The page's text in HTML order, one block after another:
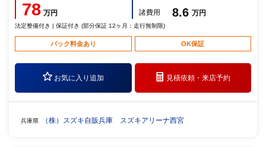
78 万円
諸費用
8.6 万円
法定整備付き | 保証付き (部分保証 12ヶ月：走行無制限)
パック料金あり OK保証
お気に入り追加 見積依頼・来店予約
兵庫県 （株）スズキ自販兵庫 スズキアリーナ西宮